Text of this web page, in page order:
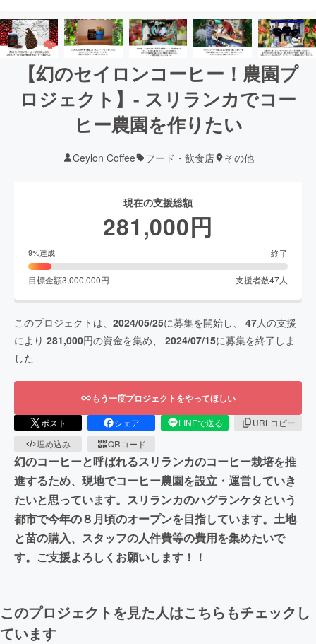
【幻のセイロンコーヒー！農園プ
ロジェクト】- スリランカでコー
ヒー農園を作りたい
Ceylon Coffee フード・飲食店 その他
現在の支援総額
281,000円
9%達成 終了
目標金額3,000,000円 支援者数47人
このプロジェクトは、 2024/05/25に募集を開始し、 47人の支援
により 281,000円の資金を集め、 2024/07/15に募集を終了しま
した
もう一度プロジェクトをやってほしい
ポスト シェア LINEで送る
URLコピー
埋め込み
QRコード
幻のコーヒーと呼ばれるスリランカのコーヒー栽培を推
進するため、現地でコーヒー農園を設立・運営していき
たいと思っています。スリランカのハグランケタという
都市で今年の８月頃のオープンを目指しています。土地
と苗の購入、スタッフの人件費等の費用を集めたいで
す。ご支援よろしくお願いします！！
このプロジェクトを見た人はこちらもチェックし
ています